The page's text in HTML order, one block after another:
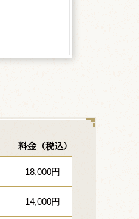
料金（税込）
18,000円
14,000円